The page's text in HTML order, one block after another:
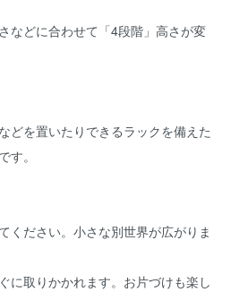
などに合わせて「4段階」高さが変
どを置いたりできるラックを備えた
す。
ください。小さな別世界が広がりま
に取りかかれます。お片づけも楽し